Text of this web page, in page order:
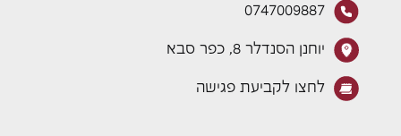
0747009887
יוחנן הסנדלר 8, כפר סבא
לחצו לקביעת פגישה